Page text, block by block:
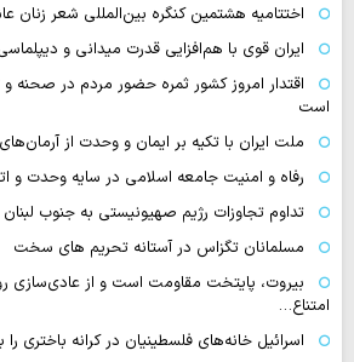
اختتامیه هشتمین کنگره بین‌المللی شعر زنان
ایران قوی با هم‌افزایی قدرت میدانی و
اقتدار امروز کشور ثمره حضور مردم در صحنه
است
ملت ایران با تکیه بر ایمان و وحدت از
رفاه و امنیت جامعه اسلامی در سایه وحدت
تداوم تجاوزات رژیم صهیونیستی به جنوب لبنان
مسلمانان تگزاس در آستانه تحریم های سخت
بیروت، پایتخت مقاومت است و از عادی‌سازی
امتناع…
اسرائیل خانه‌های فلسطینیان در کرانه باختری